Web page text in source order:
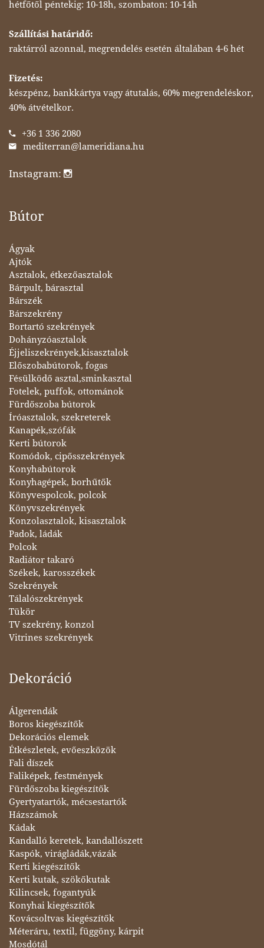
hétfőtől péntekig: 10-18h, szombaton: 10-14h
Szállítási határidő:
raktárról azonnal, megrendelés esetén általában 4-6 hét
Fizetés:
készpénz, bankkártya vagy átutalás, 60% megrendeléskor,
40% átvételkor.
+36 1 336 2080
mediterran@lameridiana.hu
Instagram:
Bútor
Ágyak
Ajtók
Asztalok, étkezőasztalok
Bárpult, bárasztal
Bárszék
Bárszekrény
Bortartó szekrények
Dohányzóasztalok
Éjjeliszekrények,kisasztalok
Előszobabútorok, fogas
Fésülködő asztal,sminkasztal
Fotelek, puffok, ottománok
Fürdőszoba bútorok
Íróasztalok, szekreterek
Kanapék,szófák
Kerti bútorok
Komódok, cipősszekrények
Konyhabútorok
Konyhagépek, borhűtők
Könyvespolcok, polcok
Könyvszekrények
Konzolasztalok, kisasztalok
Padok, ládák
Polcok
Radiátor takaró
Székek, karosszékek
Szekrények
Tálalószekrények
Tükör
TV szekrény, konzol
Vitrines szekrények
Dekoráció
Álgerendák
Boros kiegészítők
Dekorációs elemek
Étkészletek, evőeszközök
Fali díszek
Faliképek, festmények
Fürdőszoba kiegészítők
Gyertyatartók, mécsestartók
Házszámok
Kádak
Kandalló keretek, kandallószett
Kaspók, virágládák,vázák
Kerti kiegészítők
Kerti kutak, szökőkutak
Kilincsek, fogantyúk
Konyhai kiegészítők
Kovácsoltvas kiegészítők
Méteráru, textil, függöny, kárpit
Mosdótál